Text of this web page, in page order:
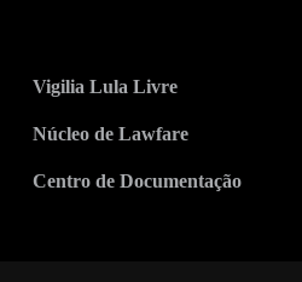
Vigilia Lula Livre
Núcleo de Lawfare
Centro de Documentação